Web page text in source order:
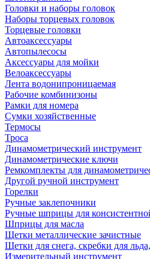
Головки и наборы головок
Наборы торцевых головок
Торцевые головки
Автоаксессуары
Автопылесосы
Аксессуары для мойки
Велоаксессуары
Лента водонипроницаемая
Рабочие комбинизоны
Рамки для номера
Сумки хозяйственные
Термосы
Троса
Динамометрический инструмент
Динамометрические ключи
Ремкомплекты для
Другой ручной инструмент
Горелки
Ручные заклепочники
Ручные шприцы для
Шприцы для масла
Щетки металлические зачистные
Щетки для снега, скребки для
Измерительный инструмент